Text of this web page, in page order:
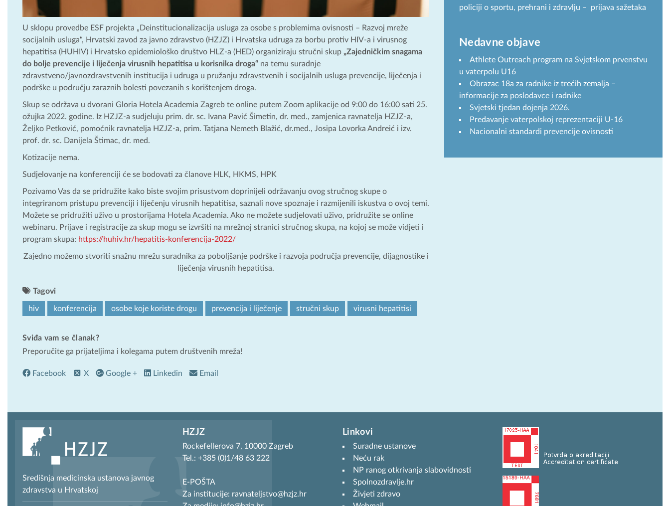
U sklopu provedbe ESF projekta „Deinstitucionalizacija usluga za osobe s problemima ovisnosti – Razvoj mreže
socijalnih usluga“, Hrvatski zavod za javno zdravstvo (HZJZ) i Hrvatska udruga za borbu protiv HIV-a i virusnog
hepatitisa (HUHIV) i Hrvatsko epidemiološko društvo HLZ-a (HED) organiziraju stručni skup „Zajedničkim snagama
do bolje prevencije i liječenja virusnih hepatitisa u korisnika droga“ na temu suradnje
zdravstveno/javnozdravstvenih institucija i udruga u pružanju zdravstvenih i socijalnih usluga prevencije, liječenja i
podrške​ u području zaraznih bolesti povezanih s korištenjem droga.
Skup se održava u dvorani Gloria Hotela Academia Zagreb te online putem Zoom aplikacije od 9:00 do 16:00 sati 25.
ožujka 2022. godine. Iz HZJZ-a sudjeluju prim. dr. sc. Ivana Pavić Šimetin, dr. med., zamjenica ravnatelja HZJZ-a,
Željko Petković, pomoćnik ravnatelja HZJZ-a, prim. Tatjana Nemeth Blažić, dr.med., Josipa Lovorka Andreić i izv.
prof. dr. sc. Danijela Štimac, dr. med.
Kotizacije nema.
Sudjelovanje na konferenciji će se bodovati za članove HLK, HKMS, HPK
Pozivamo Vas da se pridružite kako biste svojim prisustvom doprinijeli održavanju ovog stručnog skupe o
integriranom pristupu prevenciji i liječenju virusnih hepatitisa, saznali nove spoznaje i razmijenili iskustva o ovoj temi.
Možete se pridružiti uživo u prostorijama Hotela Academia. Ako ne možete sudjelovati uživo, pridružite se online
webinaru. Prijave i registracije za skup mogu se izvršiti na mrežnoj stranici stručnog skupa, na kojoj se može vidjeti i
program skupa: https://huhiv.hr/hepatitis-konferencija-2022/
Zajedno možemo stvoriti snažnu mrežu suradnika za poboljšanje podrške i razvoja područja prevencije, dijagnostike i
liječenja virusnih hepatitisa.
Tagovi
hiv konferencija osobe koje koriste drogu prevencija i liječenje stručni skup virusni hepatitisi
Sviđa vam se članak?
Preporučite ga prijateljima i kolegama putem društvenih mreža!
Facebook X Google + Linkedin Email
policiji o sportu, prehrani i zdravlju – prijava sažetaka
Nedavne objave
Athlete Outreach program na Svjetskom prvenstvu
u vaterpolu U16
Obrazac 18a za radnike iz trećih zemalja –
informacije za poslodavce i radnike
Svjetski tjedan dojenja 2026.
Predavanje vaterpolskoj reprezentaciji U-16
Nacionalni standardi prevencije ovisnosti
Središnja medicinska ustanova javnog
zdravstva u Hrvatskoj
HZJZ
Rockefellerova 7, 10000 Zagreb
Tel.: +385 (0)1/48 63 222
E-POŠTA
Za institucije: ravnateljstvo@hzjz.hr
Linkovi
Suradne ustanove
Neću rak
NP ranog otkrivanja slabovidnosti
Spolnozdravlje.hr
Živjeti zdravo